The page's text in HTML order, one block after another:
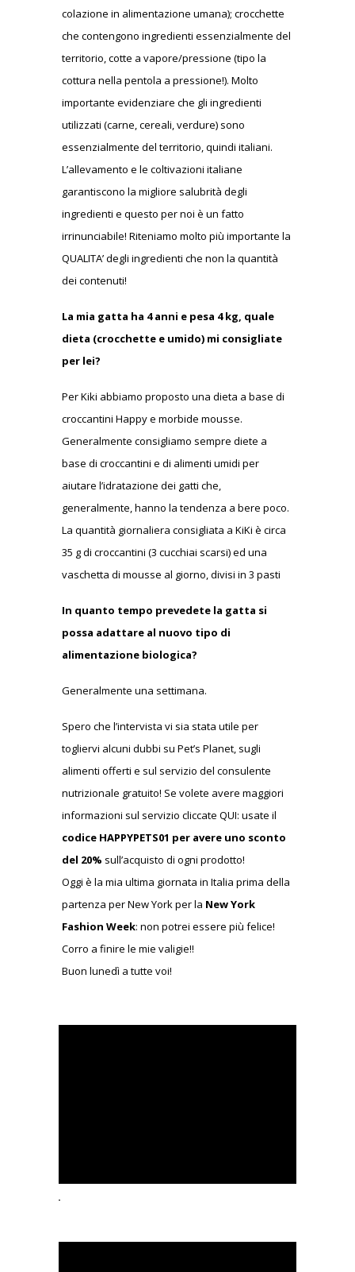
colazione in alimentazione umana); crocchette
che contengono ingredienti essenzialmente del
territorio, cotte a vapore/pressione (tipo la
cottura nella pentola a pressione!). Molto
importante evidenziare che gli ingredienti
utilizzati (carne, cereali, verdure) sono
essenzialmente del territorio, quindi italiani.
L’allevamento e le coltivazioni italiane
garantiscono la migliore salubrità degli
ingredienti e questo per noi è un fatto
irrinunciabile! Riteniamo molto più importante la
QUALITA’ degli ingredienti che non la quantità
dei contenuti!
La mia gatta ha 4 anni e pesa 4 kg, quale
dieta (crocchette e umido) mi consigliate
per lei?
Per Kiki abbiamo proposto una dieta a base di
croccantini Happy e morbide mousse.
Generalmente consigliamo sempre diete a
base di croccantini e di alimenti umidi per
aiutare l’idratazione dei gatti che,
generalmente, hanno la tendenza a bere poco.
La quantità giornaliera consigliata a KiKi è circa
35 g di croccantini (3 cucchiai scarsi) ed una
vaschetta di mousse al giorno, divisi in 3 pasti
In quanto tempo prevedete la gatta si
possa adattare al nuovo tipo di
alimentazione biologica?
Generalmente una settimana.
Spero che l’intervista vi sia stata utile per
togliervi alcuni dubbi su Pet’s Planet, sugli
alimenti offerti e sul servizio del consulente
nutrizionale gratuito! Se volete avere maggiori
informazioni sul servizio cliccate QUI: usate il
codice HAPPYPETS01 per avere uno sconto
del 20% sull’acquisto di ogni prodotto!
Oggi è la mia ultima giornata in Italia prima della
partenza per New York per la New York
Fashion Week: non potrei essere più felice!
Corro a finire le mie valigie!!
Buon lunedì a tutte voi!